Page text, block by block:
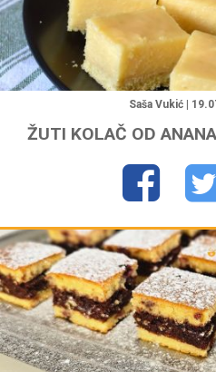
"
Saša Vukić |
ŽUTI KOLAČ OD
"